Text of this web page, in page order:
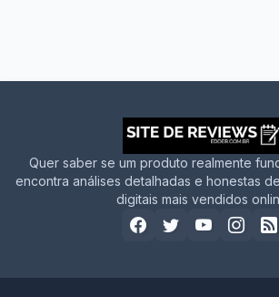
Quer saber se um produto realmente
encontra análises detalhadas e honestas
digitais mais vendidos